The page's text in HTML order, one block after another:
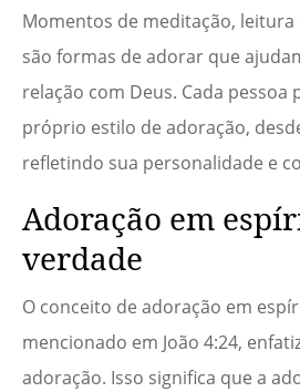
Momentos de meditação, leitura
são formas de adorar que
relação com Deus. Cada
próprio estilo de adoração,
refletindo sua personalidade e
Adoração em
verdade
O conceito de adoração em
mencionado em João 4:24,
adoração. Isso significa que a